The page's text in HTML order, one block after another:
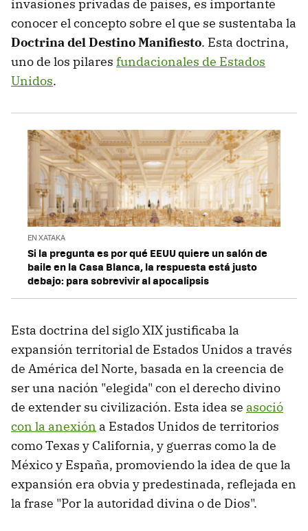
invasiones privadas de países, es importante
conocer el concepto sobre el que se sustentaba la
Doctrina del Destino Manifiesto. Esta doctrina,
uno de los pilares fundacionales de Estados
Unidos.
EN XATAKA
Si la pregunta es por qué EEUU quiere un salón de
baile en la Casa Blanca, la respuesta está justo
debajo: para sobrevivir al apocalipsis
Esta doctrina del siglo XIX justificaba la
expansión territorial de Estados Unidos a través
de América del Norte, basada en la creencia de
ser una nación "elegida" con el derecho divino
de extender su civilización. Esta idea se asoció
con la anexión a Estados Unidos de territorios
como Texas y California, y guerras como la de
México y España, promoviendo la idea de que la
expansión era obvia y predestinada, reflejada en
la frase "Por la autoridad divina o de Dios".